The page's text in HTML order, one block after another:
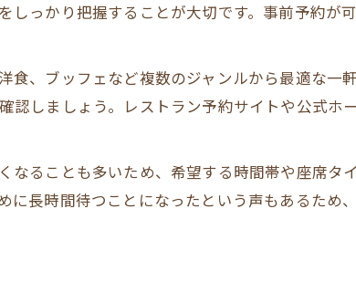
特別感を味わうレストラン利用法
レストラン予約の事前準備とコツ
失敗しないレストラン予約手順
レストラン予約で押さえるべき注意点
レストラン予約サイトの活用方法
しっかり把握することが大切です。事前予約が
食、ブッフェなど複数のジャンルから最適な一
認しましょう。レストラン予約サイトや公式ホ
なることも多いため、希望する時間帯や座席タ
に長時間待つことになったという声もあるため